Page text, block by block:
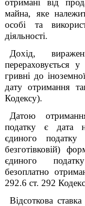
отримані від
майна, яке
особі та
діяльності.
Дохід,
перераховується
гривні до
дату отримання
Кодексу).
Датою
податку є дата
єдиного
безготівковій)
єдиного
безоплатно
292.6 ст. 292
Відсоткова